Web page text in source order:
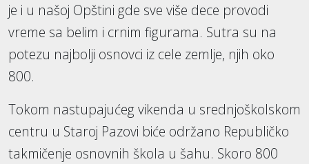
je i u našoj Opštini gde sve više dece provodi
vreme sa belim i crnim figurama. Sutra su na
potezu najbolji osnovci iz cele zemlje, njih oko
800.
Tokom nastupajućeg vikenda u srednjoškolskom
centru u Staroj Pazovi biće održano Republičko
takmičenje osnovnih škola u šahu. Skoro 800